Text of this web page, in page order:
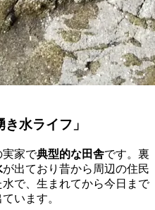
水ライフ」
実家で典型的な田舎です。裏
が出ており昔から周辺の住民
で、生まれてから今日まで
います。